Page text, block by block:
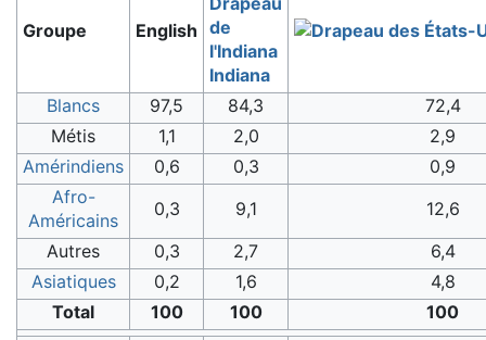
Groupe English
Indiana
Blancs
97,5 84,3
72,4
Métis
1,1 2,0
2,9
Amérindiens
0,6 0,3
0,9
Afro-
Américains
0,3 9,1
12,6
Autres
0,3 2,7
6,4
Asiatiques
0,2 1,6
4,8
Total
100 100
100